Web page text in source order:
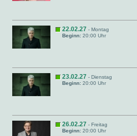
22.02.27 - Montag
Beginn: 20:00 Uhr
23.02.27 - Dienstag
Beginn: 20:00 Uhr
26.02.27 - Freitag
Beginn: 20:00 Uhr